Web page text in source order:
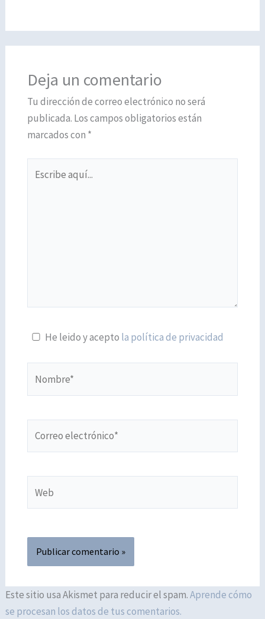
Deja un comentario
Tu dirección de correo electrónico no será
publicada. Los campos obligatorios están
marcados con *
aquí...
He leido y acepto la política de privacidad
electrónico*
Este sitio usa Akismet para reducir el spam.Aprende cómo
se procesan los datos de tus comentarios.